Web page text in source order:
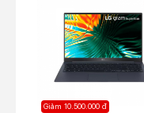
Giảm 10.500.000 đ